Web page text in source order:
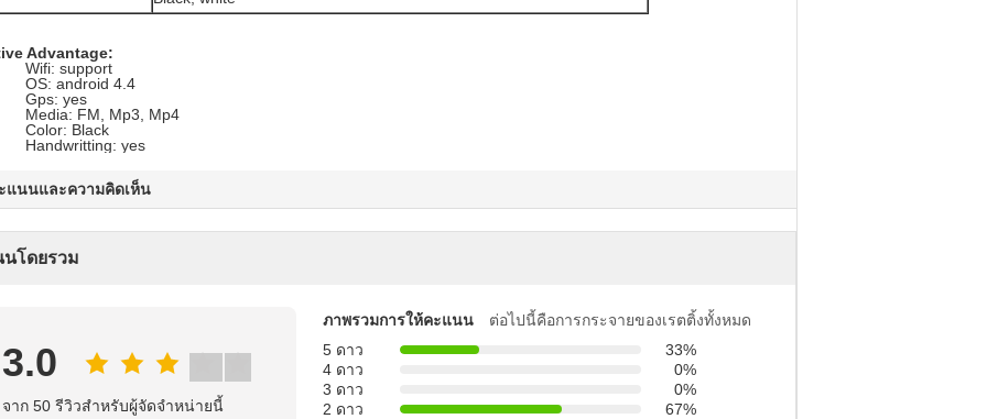
Advantage:
Wifi: support
OS: android 4.4
Gps: yes
Media: FM, Mp3, Mp4
Color: Black
Handwritting: yes
แนนและความคิดเห็น
โดยรวม
3.0
จาก 50 รีวิวสําหรับผู้จัดจําหน่ายนี้
ภาพรวมการให้คะแนน
ต่อไปนี้คือการกระจายของเรตติ้งทั้งหมด
5 ดาว
33%
4 ดาว
0%
3 ดาว
0%
2 ดาว
67%